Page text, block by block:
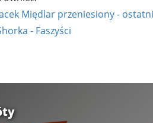
Międlar przeniesiony -
- Faszyści